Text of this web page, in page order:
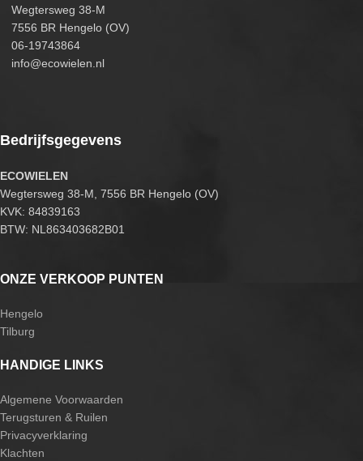
Wegtersweg 38-M
7556 BR Hengelo (OV)
06-19743864
info@ecowielen.nl
Bedrijfsgegevens
ECOWIELEN
Wegtersweg 38-M, 7556 BR Hengelo (OV)
KVK: 84839163
BTW: NL863403682B01
ONZE VERKOOP PUNTEN
Hengelo
Tilburg
HANDIGE LINKS
Algemene Voorwaarden
Terugsturen & Ruilen
Privacyverklaring
Klachten